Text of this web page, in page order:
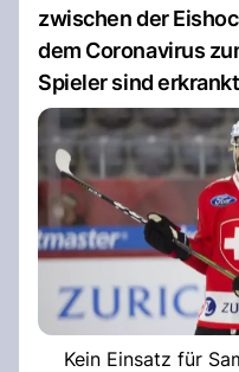
zwischen der
dem Coronavirus
Spieler sind
Kein Einsatz für